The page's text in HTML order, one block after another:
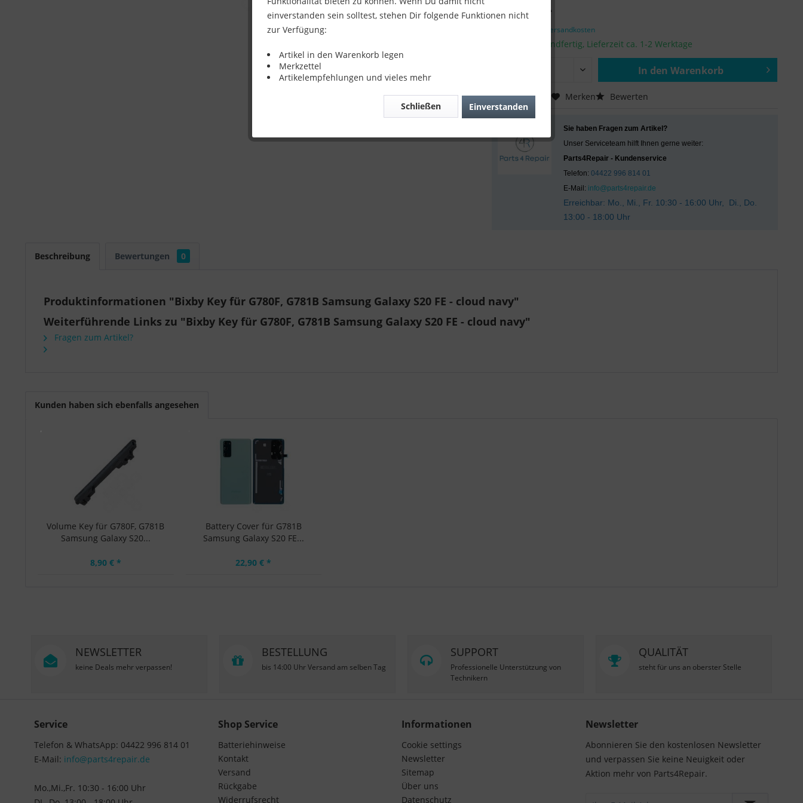
8,90 € *
zzgl. Versandkosten
Sofort versandfertig, Lieferzeit ca. 1-2 Werktage
In den Warenkorb
Vergleichen Merken Bewerten
Sie haben Fragen zum Artikel?
Unser Serviceteam hilft Ihnen gerne weiter:
Parts4Repair - Kundenservice
Telefon:04422 996 814 01
E-Mail: info@parts4repair.de
Erreichbar: Mo., Mi., Fr. 10:30 - 16:00 Uhr, Di., Do.
13:00 - 18:00 Uhr
Beschreibung Bewertungen 0
Produktinformationen "Bixby Key für G780F, G781B Samsung Galaxy S20 FE - cloud navy"
Weiterführende Links zu "Bixby Key für G780F, G781B Samsung Galaxy S20 FE - cloud navy"
Fragen zum Artikel?
Kunden haben sich ebenfalls angesehen
Volume Key für G780F, G781B
Samsung Galaxy S20...
8,90 € *
Battery Cover für G781B
Samsung Galaxy S20 FE...
22,90 € *
NEWSLETTER
keine Deals mehr verpassen!
BESTELLUNG
bis 14:00 Uhr Versand am selben Tag
SUPPORT
Professionelle Unterstützung von
Technikern
QUALITÄT
steht für uns an oberster Stelle
Service
Telefon & WhatsApp: 04422 996 814 01
E-Mail: info@parts4repair.de
Mo.,Mi.,Fr. 10:30 - 16:00 Uhr
Shop Service
Batteriehinweise
Kontakt
Versand
Rückgabe
Widerrufsrecht
Informationen
Cookie settings
Newsletter
Sitemap
Über uns
Datenschutz
Newsletter
Abonnieren Sie den kostenlosen Newsletter
und verpassen Sie keine Neuigkeit oder
Aktion mehr von Parts4Repair.
einverstanden sein solltest, stehen Dir folgende Funktionen nicht
zur Verfügung:
Artikel in den Warenkorb legen
Merkzettel
Artikelempfehlungen und vieles mehr
Einverstanden
Schließen